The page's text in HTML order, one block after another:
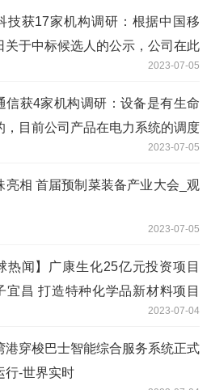
技获17家机构调研：根据中国移
关于中标候选人的公示，公司在此
的三个标包中均获得了一定的中标
在第1标包和第3标包中均为第一
选人、在第2标包为第二中标候选
2023-07-05
信获4家机构调研：设备是有生命
，目前公司产品在电力系统的调度
般是8-10年，调度终端大约是3-5
有一个更新的周期（附调研问
资讯
2023-07-05
亮相 首届预制菜装备产业大会_观
2023-07-05
热闻】广康生化25亿元投资项目
宜昌 打造特种化学品新材料项目
2023-07-04
港穿梭巴士智能综合服务系统正式
行-世界实时